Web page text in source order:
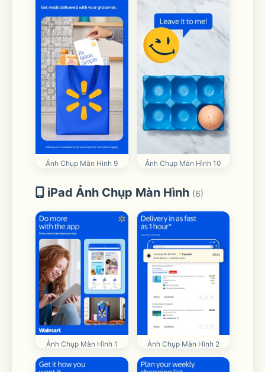
Ảnh Chụp Màn Hình 9 Ảnh Chụp Màn Hình 10
iPad Ảnh Chụp Màn Hình (6)
Ảnh Chụp Màn Hình 1 Ảnh Chụp Màn Hình 2